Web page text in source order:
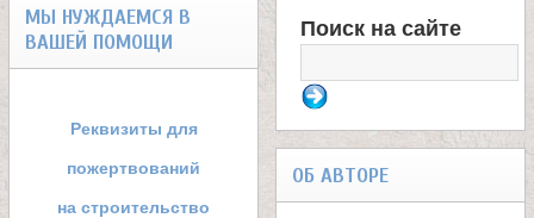
о
МЫ НУЖДАЕМСЯ В
ВАШЕЙ ПОМОЩИ
Реквизиты для
пожертвований
на строительство
Ф
о
р
Поиск на сайте
ОБ АВТОРЕ